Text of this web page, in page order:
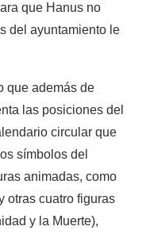
que Hanus no
del ayuntamiento le
que además de
las posiciones del
circular que
símbolos del
animadas, como
otras cuatro figuras
y la Muerte),